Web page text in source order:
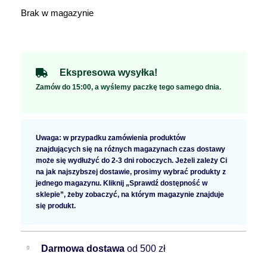
Brak w magazynie
Ekspresowa wysyłka!
Zamów do 15:00, a wyślemy paczkę tego samego dnia.
Uwaga: w przypadku zamówienia produktów
znajdujących się na różnych magazynach czas dostawy
może się wydłużyć do 2-3 dni roboczych. Jeżeli zależy Ci
na jak najszybszej dostawie, prosimy wybrać produkty z
jednego magazynu. Kliknij „Sprawdź dostępność w
sklepie”, żeby zobaczyć, na którym magazynie znajduje
się produkt.
Darmowa dostawa od 500 zł